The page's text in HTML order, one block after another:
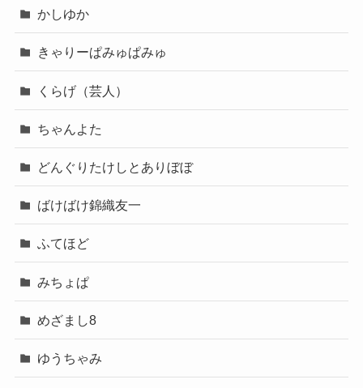
かしゆか
きゃりーぱみゅぱみゅ
くらげ（芸人）
ちゃんよた
どんぐりたけしとありぼぼ
ばけばけ錦織友一
ふてほど
みちょぱ
めざまし8
ゆうちゃみ